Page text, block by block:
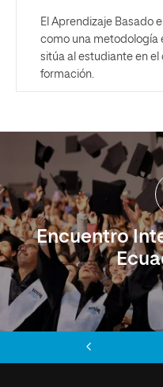
El Aprendizaje Basado
como una metodología
sitúa al estudiante en
formación.
Encuentro